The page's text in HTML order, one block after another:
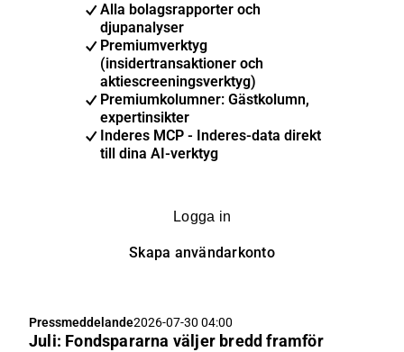
Alla bolagsrapporter och
djupanalyser
Premiumverktyg
(insidertransaktioner och
aktiescreeningsverktyg)
Premiumkolumner: Gästkolumn,
expertinsikter
Inderes MCP - Inderes-data direkt
till dina AI-verktyg
Logga in
Skapa användarkonto
Pressmeddelande2026-07-30 04:00
Juli: Fondspararna väljer bredd framför